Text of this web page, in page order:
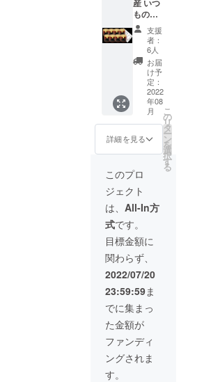
産 ま
た、感
謝のお
手紙も
添えさ
せてい
ただき
ます。
※お届け
予定は8
月とし
ており
ます
了次第
ていき
ますの
で、予
定より
早く到
着する
場合も
ありま
了承く
ださ
い。 ※
注意事
項 ～ご
確認く
ださい
量:170g
保存方
法:直射
日光を
避け、
冷暗所
で保存
添加物
表示:無
し アレ
ルギー
表示:無
し 賞味
日～180
日 主原
材料の
原産地:
高知県
産 ま
た、感
謝のお
手紙も
添えさ
せてい
ただき
ます。
※お届け
予定は8
月とし
ており
ます
産 いつ
もの
みょう
が
170g×8
個 (送料
＆消費
税込) 名
称:ド
レッシ
ングタ
イプ調
味料 原
材料:
みょう
が、レ
モン
酢、砂
糖、食
塩 内容
量:170g
保存方
法:直射
日光を
避け、
冷暗所
で保存
添加物
表示:無
し アレ
ルギー
表示:無
し 賞味
支援
者：
6人
お届
け予
定：
2022
年08
月
詳細を見る
こ
の
リ
タ
ー
ン
を
選
択
す
る
このプロ
ジェクト
は、 All-In方
式です。
目標金額に
関わらず、
2022/07/20
23:59:59ま
でに集まっ
た金額が
ファンディ
ングされま
す。